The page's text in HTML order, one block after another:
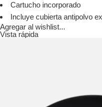
Cartucho incorporado
Incluye cubierta antipolvo
Agregar al wishlist...
Vista rápida